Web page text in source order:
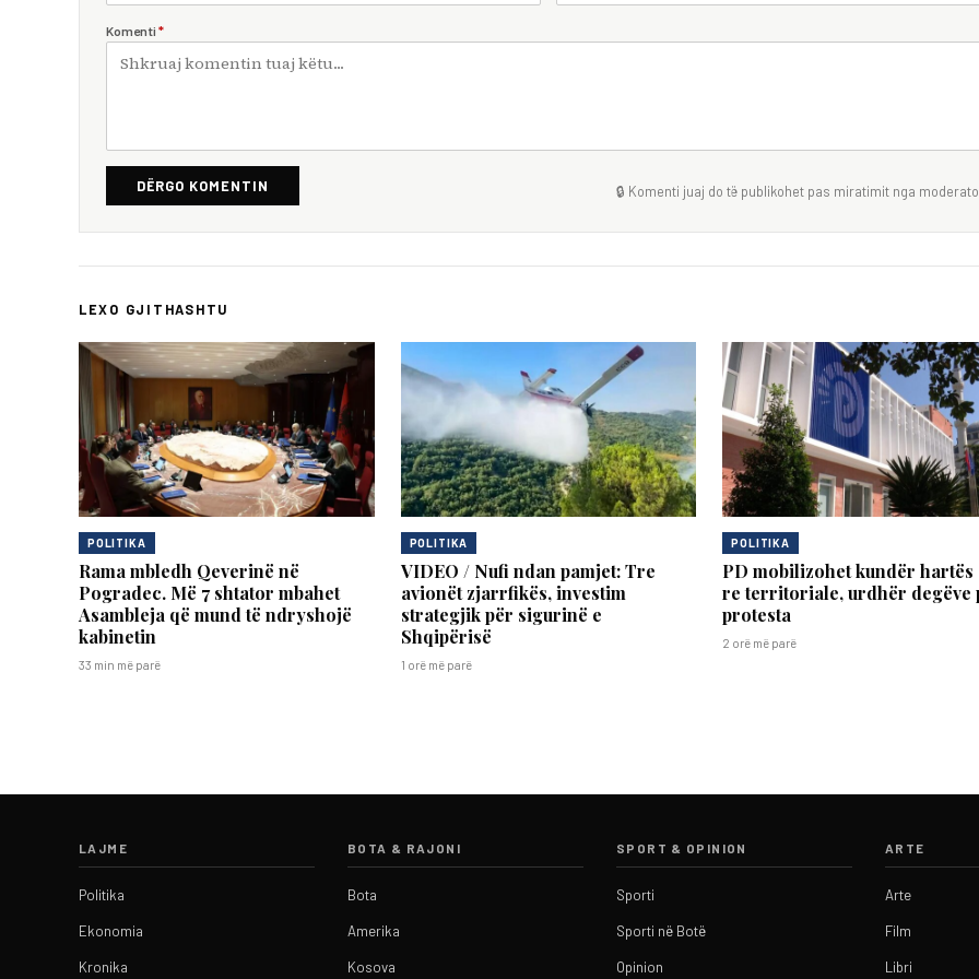
Komenti *
DËRGO KOMENTIN 🔒 Komenti juaj do të publikohet pas miratimit nga
LEXO GJITHASHTU
POLITIKA
Rama mbledh Qeverinë në
Pogradec. Më 7 shtator mbahet
Asambleja që mund të ndryshojë
kabinetin
33 min më parë
POLITIKA
VIDEO / Nufi ndan pamjet: Tre
avionët zjarrfikës, investim
strategjik për sigurinë e
Shqipërisë
1 orë më parë
POLITIKA
PD mobilizohet kundër hartës
re territoriale, urdhër degëve
protesta
2 orë më parë
LAJME
Politika
Ekonomia
Kronika
BOTA & RAJONI
Bota
Amerika
Kosova
SPORT & OPINION
Sporti
Sporti në Botë
Opinion
ARTE
Arte
Film
Libri